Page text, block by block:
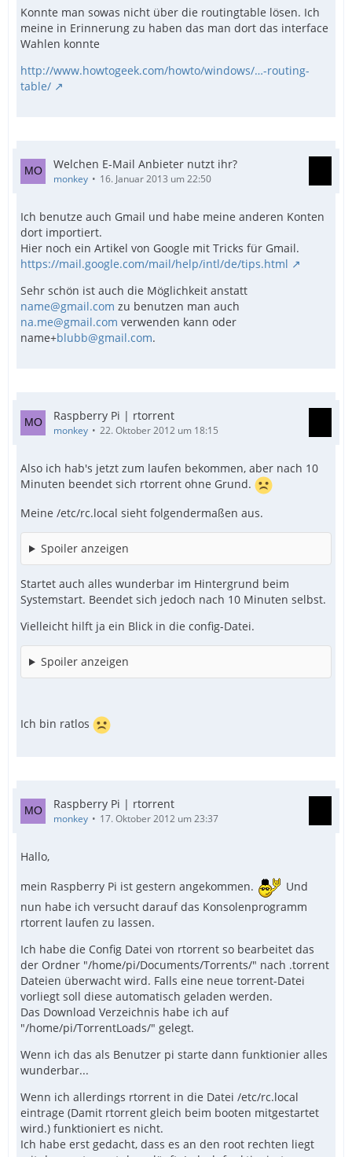
Konnte man sowas nicht über die routingtable lösen. Ich
meine in Erinnerung zu haben das man dort das interface
Wahlen konnte
http://www.howtogeek.com/howto/windows/…-routing-
table/
Welchen E-Mail Anbieter nutzt ihr?
monkey 16. Januar 2013 um 22:50
Ich benutze auch Gmail und habe meine anderen Konten
dort importiert.
Hier noch ein Artikel von Google mit Tricks für Gmail.
https://mail.google.com/mail/help/intl/de/tips.html
Sehr schön ist auch die Möglichkeit anstatt
name@gmail.com zu benutzen man auch
na.me@gmail.com verwenden kann oder
name+blubb@gmail.com.
Raspberry Pi | rtorrent
monkey 22. Oktober 2012 um 18:15
Also ich hab's jetzt zum laufen bekommen, aber nach 10
Minuten beendet sich rtorrent ohne Grund.
Meine /etc/rc.local sieht folgendermaßen aus.
Spoiler anzeigen
Startet auch alles wunderbar im Hintergrund beim
Systemstart. Beendet sich jedoch nach 10 Minuten selbst.
Vielleicht hilft ja ein Blick in die config-Datei.
Spoiler anzeigen
Ich bin ratlos
Raspberry Pi | rtorrent
monkey 17. Oktober 2012 um 23:37
Hallo,
mein Raspberry Pi ist gestern angekommen.
Und
nun habe ich versucht darauf das Konsolenprogramm
rtorrent laufen zu lassen.
Ich habe die Config Datei von rtorrent so bearbeitet das
der Ordner "/home/pi/Documents/Torrents/" nach .torrent
Dateien überwacht wird. Falls eine neue torrent-Datei
vorliegt soll diese automatisch geladen werden.
Das Download Verzeichnis habe ich auf
"/home/pi/TorrentLoads/" gelegt.
Wenn ich das als Benutzer pi starte dann funktionier alles
wunderbar...
Wenn ich allerdings rtorrent in die Datei /etc/rc.local
eintrage (Damit rtorrent gleich beim booten mitgestartet
wird.) funktioniert es nicht.
Ich habe erst gedacht, dass es an den root rechten liegt